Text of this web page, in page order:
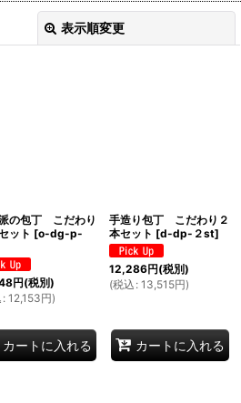
表示順変更
の包丁 こだわり
ット [o-dg-p-
円(税別)
: 12,153円)
カートに入れる
手造り包丁 こだわり２
本セット [d-dp-２st]
12,286円(税別)
(税込 : 13,515円)
カートに入れる